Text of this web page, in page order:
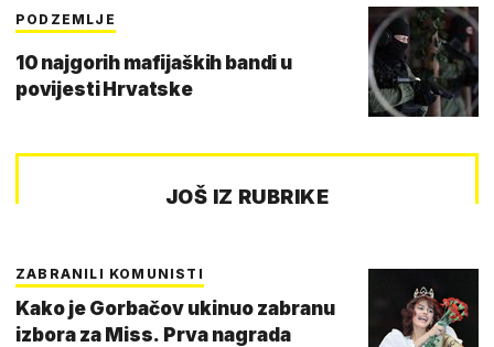
PODZEMLJE
10 najgorih mafijaških bandi u
povijesti Hrvatske
JOŠ IZ RUBRIKE
ZABRANILI KOMUNISTI
Kako je Gorbačov ukinuo zabranu
izbora za Miss. Prva nagrada